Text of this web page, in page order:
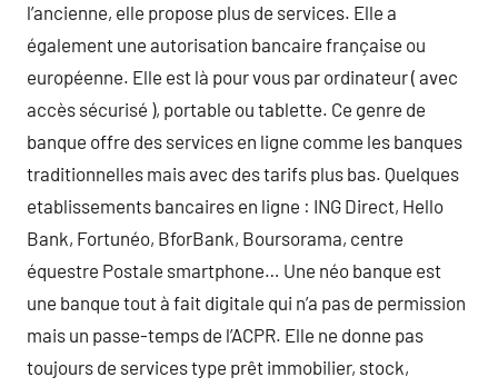
l’ancienne, elle propose plus de services. Elle a
également une autorisation bancaire française ou
européenne. Elle est là pour vous par ordinateur ( avec
accès sécurisé ), portable ou tablette. Ce genre de
banque offre des services en ligne comme les banques
traditionnelles mais avec des tarifs plus bas. Quelques
etablissements bancaires en ligne : ING Direct, Hello
Bank, Fortunéo, BforBank, Boursorama, centre
équestre Postale smartphone… Une néo banque est
une banque tout à fait digitale qui n’a pas de permission
mais un passe-temps de l’ACPR. Elle ne donne pas
toujours de services type prêt immobilier, stock,